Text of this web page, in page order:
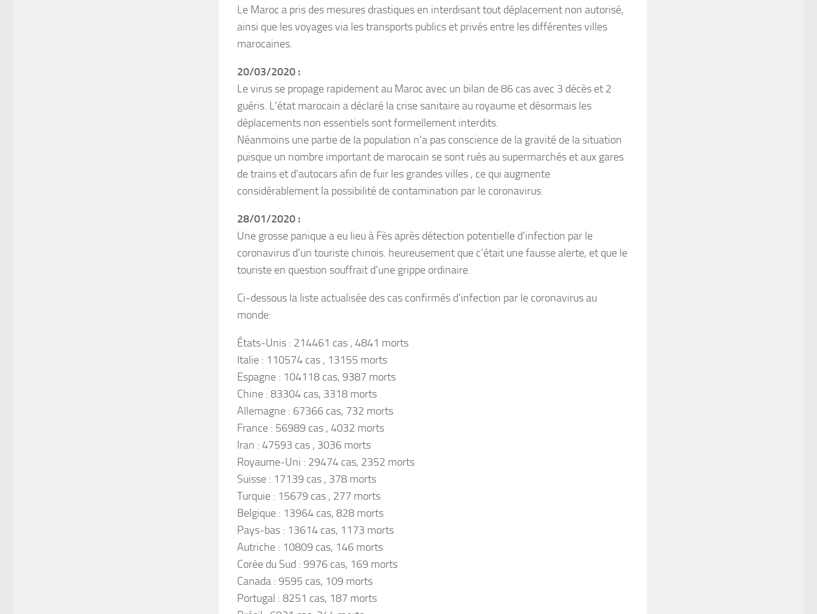
Le Maroc a pris des mesures drastiques en interdisant tout déplacement non autorisé,
ainsi que les voyages via les transports publics et privés entre les différentes villes
marocaines.
20/03/2020 :
Le virus se propage rapidement au Maroc avec un bilan de 86 cas avec 3 décès et 2
guéris. L’état marocain a déclaré la crise sanitaire au royaume et désormais les
déplacements non essentiels sont formellement interdits.
Néanmoins une partie de la population n’a pas conscience de la gravité de la situation
puisque un nombre important de marocain se sont rués au supermarchés et aux gares
de trains et d’autocars afin de fuir les grandes villes , ce qui augmente
considérablement la possibilité de contamination par le coronavirus.
28/01/2020 :
Une grosse panique a eu lieu à Fès après détection potentielle d’infection par le
coronavirus d’un touriste chinois. heureusement que c’était une fausse alerte, et que le
touriste en question souffrait d’une grippe ordinaire.
Ci-dessous la liste actualisée des cas confirmés d’infection par le coronavirus au
monde:
États-Unis : 214461 cas , 4841 morts
Italie : 110574 cas , 13155 morts
Espagne : 104118 cas, 9387 morts
Chine : 83304 cas, 3318 morts
Allemagne : 67366 cas, 732 morts
France : 56989 cas , 4032 morts
Iran : 47593 cas , 3036 morts
Royaume-Uni : 29474 cas, 2352 morts
Suisse : 17139 cas , 378 morts
Turquie : 15679 cas , 277 morts
Belgique : 13964 cas, 828 morts
Pays-bas : 13614 cas, 1173 morts
Autriche : 10809 cas, 146 morts
Corée du Sud : 9976 cas, 169 morts
Canada : 9595 cas, 109 morts
Portugal : 8251 cas, 187 morts